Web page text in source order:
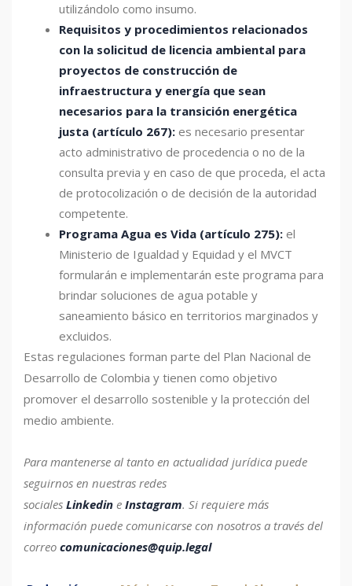
utilizándolo como insumo.
Requisitos y procedimientos relacionados
con la solicitud de licencia ambiental para
proyectos de construcción de
infraestructura y energía que sean
necesarios para la transición energética
justa (artículo 267): es necesario presentar
acto administrativo de procedencia o no de la
consulta previa y en caso de que proceda, el acta
de protocolización o de decisión de la autoridad
competente.
Programa Agua es Vida (artículo 275): el
Ministerio de Igualdad y Equidad y el MVCT
formularán e implementarán este programa para
brindar soluciones de agua potable y
saneamiento básico en territorios marginados y
excluidos.
Estas regulaciones forman parte del Plan Nacional de
Desarrollo de Colombia y tienen como objetivo
promover el desarrollo sostenible y la protección del
medio ambiente.
Para mantenerse al tanto en actualidad jurídica puede
seguirnos en nuestras redes
sociales Linkedin e Instagram. Si requiere más
información puede comunicarse con nosotros a través del
correo comunicaciones@quip.legal